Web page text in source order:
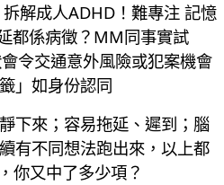
解成人ADHD！難專注 記憶
都係病徵？MM同事實試
令交通意外風險​或犯案機會
」如身份認同
下來；容易拖延、遲到；腦
有不同想法跑出來，以上都
你又中了多少項？